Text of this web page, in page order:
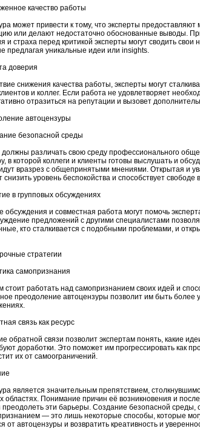
качество работы
может привести к тому, что эксперты предоставляют
или делают недостаточно обоснованные выводы.
и страха перед критикой эксперты могут сводить
предлагая уникальные идеи или insights.
доверия
снижения качества работы, эксперты могут
и коллег. Если работа не удовлетворяет
отразиться на репутации и вызовет
автоцензуры
безопасной среды
различать свою среду профессионального
в которой коллеги и клиенты готовы выслушать и
вразрез с общепринятыми мнениями. Открытая и
снизить уровень беспокойства и способствует
в групповых обсуждениях
обсуждения и совместная работа могут помочь
предложений с другими специалистами
кто сталкивается с подобными проблемами, и
стратегии
самопризнания
стоит работать над самопризнанием своих идей и
преодоление автоцензуры позволит им быть более
связь как ресурс
обратной связи позволит экспертам понять, какие
доработки. Это поможет им прогрессировать как
их от самоограничений.
является значительным препятствием,
областях. Понимание причин её возникновения и
преодолеть эти барьеры. Создание безопасной среды,
— это лишь некоторые способы, которые
от автоцензуры и возвратить креативность и